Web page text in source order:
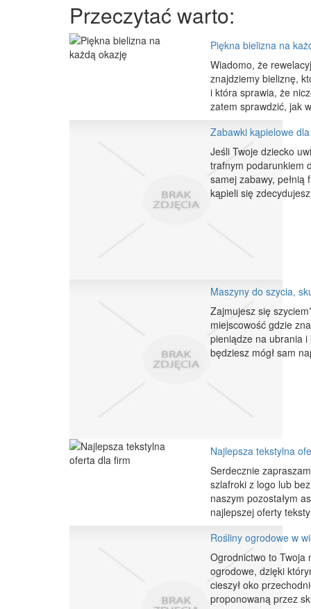
Przeczytać warto:
Piękna bielizna na
Wiadomo, że
znajdziemy bieliznę,
i która sprawia, że
zatem sprawdzić, jak
Zabawki kąpielowe
Jeśli Twoje dziecko
trafnym podarunkiem
samej zabawy,
kąpieli się
Maszyny do szycia,
Zajmujesz się
miejscowość gdzie
pieniądze na ubrania
będziesz mógł sam
Najlepsza tekstylna
Serdecznie
szlafroki z logo lub
naszym pozostałym
najlepszej oferty
Rośliny ogrodowe w
Ogrodnictwo to Twoja
ogrodowe, dzięki
cieszył oko
proponowaną przez